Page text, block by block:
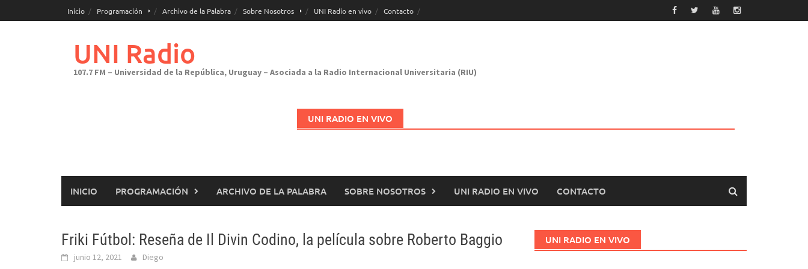
al
Inicio Programación Archivo de la Palabra Sobre Nosotros UNI Radio en vivo Contacto
UNI Radio
107.7 FM – Universidad de la República, Uruguay – Asociada a la Radio Internacional Universitaria (RIU)
UNI RADIO EN VIVO
INICIO PROGRAMACIÓN ARCHIVO DE LA PALABRA SOBRE NOSOTROS UNI RADIO EN VIVO CONTACTO
Friki Fútbol: Reseña de Il Divin Codino, la película sobre Roberto Baggio
junio 12, 2021 Diego
UNI RADIO EN VIVO